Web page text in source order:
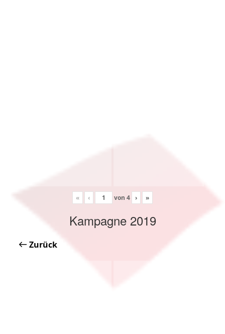
« ‹ von 4 › »
Kampagne 2019
Zurück